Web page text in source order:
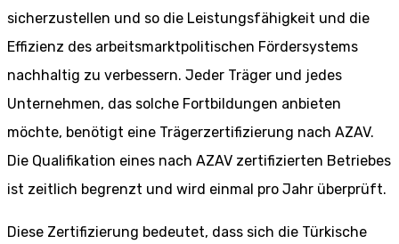
sicherzustellen und so die Leistungsfähigkeit und die
Effizienz des arbeitsmarktpolitischen Fördersystems
nachhaltig zu verbessern. Jeder Träger und jedes
Unternehmen, das solche Fortbildungen anbieten
möchte, benötigt eine Trägerzertifizierung nach AZAV.
Die Qualifikation eines nach AZAV zertifizierten Betriebes
ist zeitlich begrenzt und wird einmal pro Jahr überprüft.
Diese Zertifizierung bedeutet, dass sich die Türkische